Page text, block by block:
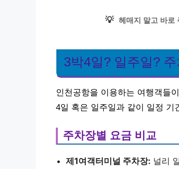
💡 헤매지 말고 바로
3박4일? 일주일?
인천공항을 이용하는 여행객들
4일 혹은 일주일과 같이 일정 기
주차장별 요금 비교
제1여객터미널 주차장: 널리